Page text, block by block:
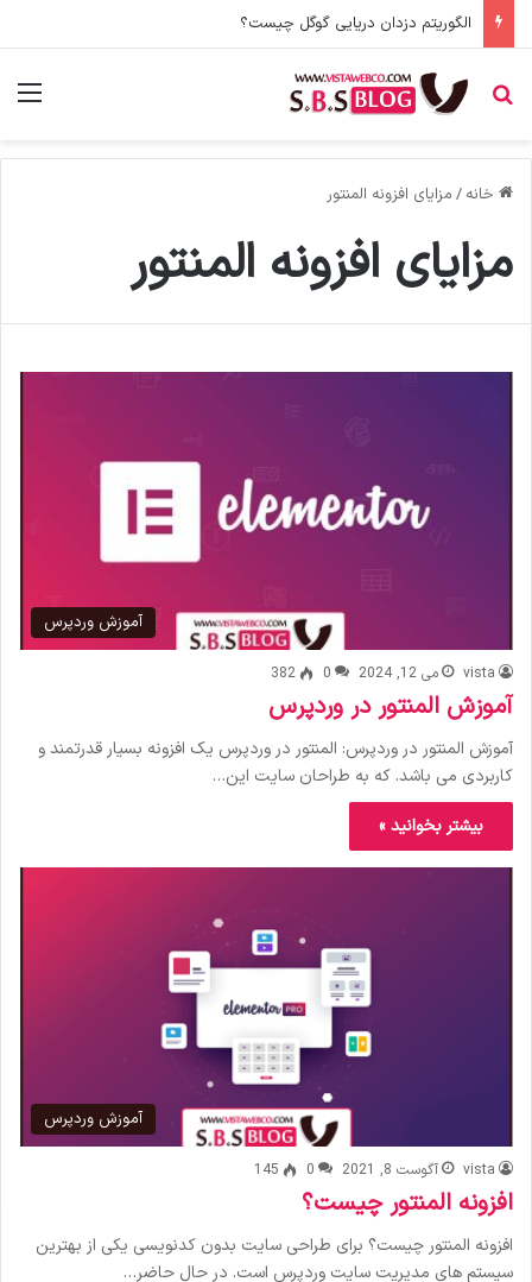
الگوریتم دزدان دریایی گوگل چیست؟
جستجو برای
خانه / مزایای افزونه المنتور
مزایای افزونه المنتور
آموزش وردپرس
vista می 12, 2024 0
382
آموزش المنتور در وردپرس
آموزش المنتور در وردپرس: المنتور در وردپرس یک افزونه بسیار قدرتمند و
کاربردی می باشد. که به طراحان سایت این…
بیشتر بخوانید »
آموزش وردپرس
vista آگوست 8, 2021 0
145
افزونه المنتور چیست؟
افزونه المنتور چیست؟ برای طراحی سایت بدون کدنویسی یکی از بهترین
سیستم های مدیریت سایت وردپرس است. در حال حاضر…